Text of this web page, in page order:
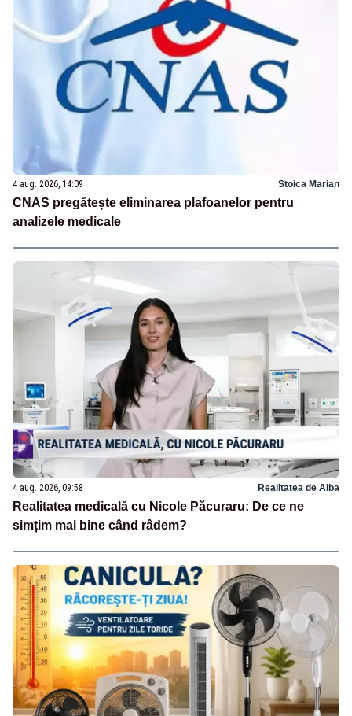
4 aug. 2026, 14:09 Stoica Marian
CNAS pregătește eliminarea plafoanelor pentru
analizele medicale
4 aug. 2026, 09:58 Realitatea de Alba
Realitatea medicală cu Nicole Păcuraru: De ce ne
simțim mai bine când râdem?